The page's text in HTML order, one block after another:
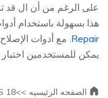
على الرغم من أن ال قد
هذا بسهولة باستخدام
Repair . مع أدوات
يمكن للمستخدمين اختبار iOS 18 بدون مخاطر.
الصفحه الرئيسيه >>>>